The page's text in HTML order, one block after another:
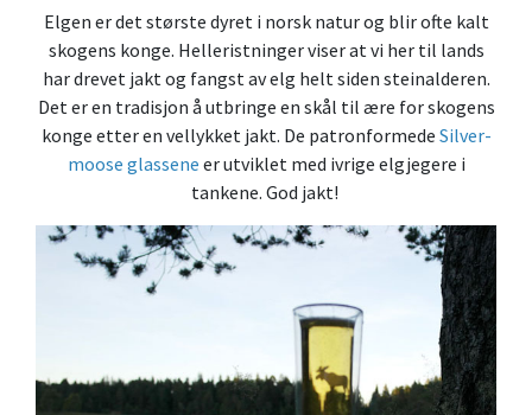
Elgen er det største dyret i norsk natur og blir ofte kalt
skogens konge. Helleristninger viser at vi her til lands
har drevet jakt og fangst av elg helt siden steinalderen.
Det er en tradisjon å utbringe en skål til ære for skogens
konge etter en vellykket jakt. De patronformede Silver-
moose glassene er utviklet med ivrige elgjegere i
tankene. God jakt!